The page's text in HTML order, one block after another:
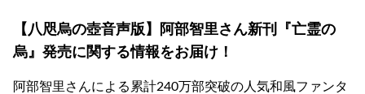
【八咫烏の壺音声版】阿部智里さん新刊『亡霊の
烏』発売に関する情報をお届け！
阿部智里さんによる累計240万部突破の人気和風ファンタ